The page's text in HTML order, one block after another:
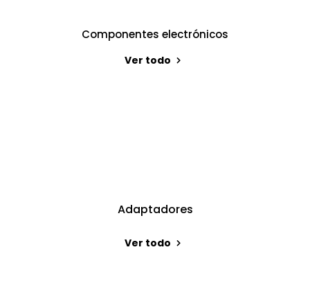
Componentes electrónicos
Ver todo
Adaptadores
Ver todo